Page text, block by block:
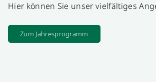
Hier können Sie unser vielfältiges
Zum Jahresprogramm